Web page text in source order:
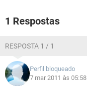
1 Respostas
RESPOSTA 1 / 1
Perfil bloqueado
7 mar 2011 às 05:58